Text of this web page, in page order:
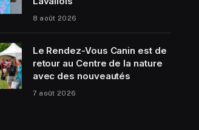
8 août 2026
Le Rendez-Vous Canin est de
retour au Centre de la nature
avec des nouveautés
7 août 2026